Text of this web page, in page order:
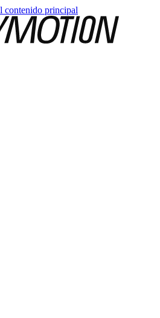
contenido principal